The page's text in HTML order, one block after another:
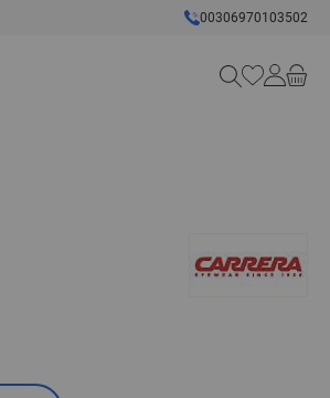
00306970103502
Search